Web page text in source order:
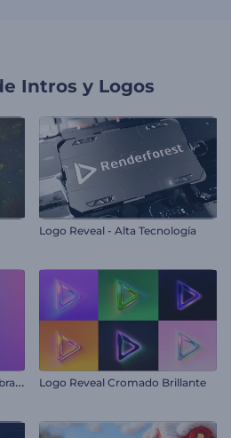
Intros y Logos
Logo Reveal - Alta Tecnología
R
evelación del Logo Foco Vibrante Logo Reveal Cromado Brillante